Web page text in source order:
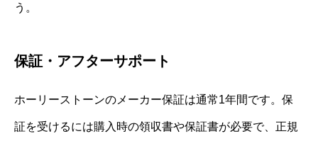
う。
保証・アフターサポート
ホーリーストーンのメーカー保証は通常1年間です。保
証を受けるには購入時の領収書や保証書が必要で、正規